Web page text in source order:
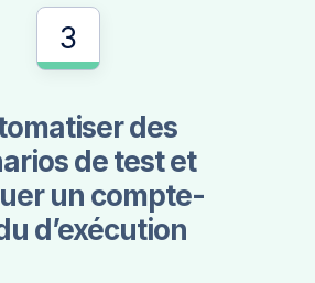
3
des
de test et
un compte-
d’exécution